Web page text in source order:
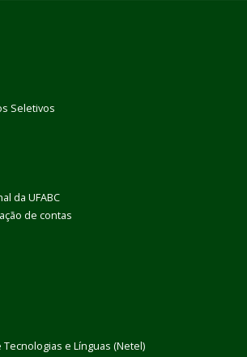
Seletivos
da UFABC
de contas
e Línguas (Netel)